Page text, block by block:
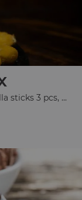
sticks 3 pcs, ...